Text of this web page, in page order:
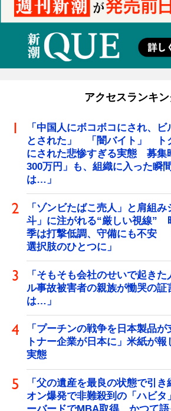
アクセスランキ
「中国人にボコボコにされ、
とされた」 「闇バイト」 ト
にされた悲惨すぎる実態 募集
300万円」も、組織に入った瞬
は…」
「ゾンビたばこ売人」と肩組
斗」に注がれる“厳しい視線”
季は打撃低調、守備にも不安
選択肢のひとつに」
「そもそも会社のせいで起き
ル事故被害者の親族が慟哭の
は…」
「プーチンの戦争を日本製品
トナー企業が日本に」米紙が
実態
「父の遺産を最良の状態で引
オン爆発で非難殺到の「ハビ